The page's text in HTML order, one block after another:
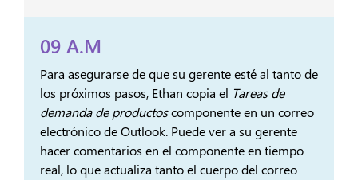
09 A.M
Para asegurarse de que su gerente esté al tanto de
los próximos pasos, Ethan copia el Tareas de
demanda de productoscomponente en un correo
electrónico de Outlook. Puede ver a su gerente
hacer comentarios en el componente en tiempo
real, lo que actualiza tanto el cuerpo del correo